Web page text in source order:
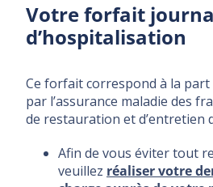
Votre forfait
d’hospitalisation
Ce forfait correspond à la
par l’assurance maladie des
de restauration et d’entretien
Afin de vous éviter tout
veuillez réaliser votre